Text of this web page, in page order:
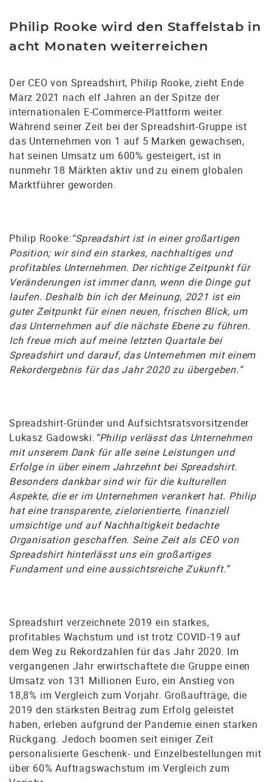
Philip Rooke wird den Staffelstab in
acht Monaten weiterreichen
Der CEO von Spreadshirt, Philip Rooke, zieht Ende
März 2021 nach elf Jahren an der Spitze der
internationalen E-Commerce-Plattform weiter.
Während seiner Zeit bei der Spreadshirt-Gruppe ist
das Unternehmen von 1 auf 5 Marken gewachsen,
hat seinen Umsatz um 600% gesteigert, ist in
nunmehr 18 Märkten aktiv und zu einem globalen
Marktführer geworden.
Philip Rooke:“Spreadshirt ist in einer großartigen
Position; wir sind ein starkes, nachhaltiges und
profitables Unternehmen. Der richtige Zeitpunkt für
Veränderungen ist immer dann, wenn die Dinge gut
laufen. Deshalb bin ich der Meinung, 2021 ist ein
guter Zeitpunkt für einen neuen, frischen Blick, um
das Unternehmen auf die nächste Ebene zu führen.
Ich freue mich auf meine letzten Quartale bei
Spreadshirt und darauf, das Unternehmen mit einem
Rekordergebnis für das Jahr 2020 zu übergeben.“
Spreadshirt-Gründer und Aufsichtsratsvorsitzender
Lukasz Gadowski: “Philip verlässt das Unternehmen
mit unserem Dank für alle seine Leistungen und
Erfolge in über einem Jahrzehnt bei Spreadshirt.
Besonders dankbar sind wir für die kulturellen
Aspekte, die er im Unternehmen verankert hat. Philip
hat eine transparente, zielorientierte, finanziell
umsichtige und auf Nachhaltigkeit bedachte
Organisation geschaffen. Seine Zeit als CEO von
Spreadshirt hinterlässt uns ein großartiges
Fundament und eine aussichtsreiche Zukunft.”
Spreadshirt verzeichnete 2019 ein starkes,
profitables Wachstum und ist trotz COVID-19 auf
dem Weg zu Rekordzahlen für das Jahr 2020. Im
vergangenen Jahr erwirtschaftete die Gruppe einen
Umsatz von 131 Millionen Euro, ein Anstieg von
18,8% im Vergleich zum Vorjahr. Großaufträge, die
2019 den stärksten Beitrag zum Erfolg geleistet
haben, erleben aufgrund der Pandemie einen starken
Rückgang. Jedoch boomen seit einiger Zeit
personalisierte Geschenk- und Einzelbestellungen mit
über 60% Auftragswachstum im Vergleich zum